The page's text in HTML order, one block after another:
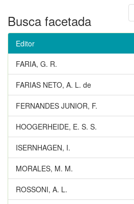
Busca facetada
Editor
FARIA, G. R.
FARIAS NETO, A. L. de
FERNANDES JUNIOR, F.
HOOGERHEIDE, E. S. S.
ISERNHAGEN, I.
MORALES, M. M.
ROSSONI, A. L.